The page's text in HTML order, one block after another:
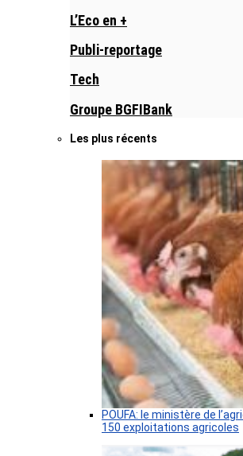
L’Eco en +
Publi-reportage
Tech
Groupe BGFIBank
Les plus récents
POUFA: le ministère de
150 exploitations agricoles